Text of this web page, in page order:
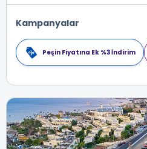
Kampanyalar
Peşin Fiyatına Ek %3 İndirim